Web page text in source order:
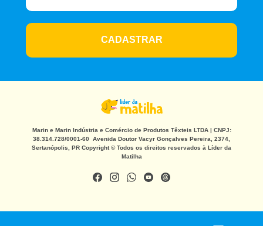
CADASTRAR
Marin e Marin Indústria e Comércio de Produtos Têxteis LTDA | CNPJ:
38.314.728/0001-60 Avenida Doutor Vacyr Gonçalves Pereira, 2374,
Sertanópolis, PR Copyright © Todos os direitos reservados à Líder da
Matilha